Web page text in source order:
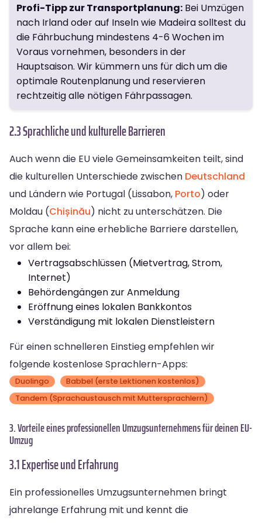
Profi-Tipp zur Transportplanung: Bei Umzügen
nach Irland oder auf Inseln wie Madeira solltest du
die Fährbuchung mindestens 4-6 Wochen im
Voraus vornehmen, besonders in der
Hauptsaison. Wir kümmern uns für dich um die
optimale Routenplanung und reservieren
rechtzeitig alle nötigen Fährpassagen.
2.3 Sprachliche und kulturelle Barrieren
Auch wenn die EU viele Gemeinsamkeiten teilt, sind
die kulturellen Unterschiede zwischen Deutschland
und Ländern wie Portugal (Lissabon, Porto) oder
Moldau (Chișinău) nicht zu unterschätzen. Die
Sprache kann eine erhebliche Barriere darstellen,
vor allem bei:
Vertragsabschlüssen (Mietvertrag, Strom,
Internet)
Behördengängen zur Anmeldung
Eröffnung eines lokalen Bankkontos
Verständigung mit lokalen Dienstleistern
Für einen schnelleren Einstieg empfehlen wir
folgende kostenlose Sprachlern-Apps:
Duolingo
Babbel (erste Lektionen kostenlos)
Tandem (Sprachaustausch mit Muttersprachlern)
3. Vorteile eines professionellen Umzugsunternehmens für deinen EU-
Umzug
3.1 Expertise und Erfahrung
Ein professionelles Umzugsunternehmen bringt
jahrelange Erfahrung mit und kennt die